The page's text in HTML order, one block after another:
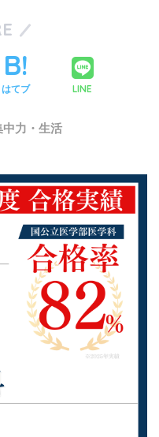
はてブ LINE
力・生活